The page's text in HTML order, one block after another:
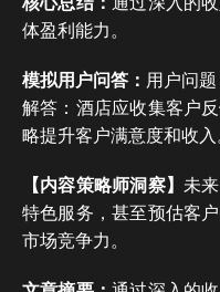
体盈利能力。
模拟用户问答： 用户问
解答：酒店应收集客户
略提升客户满意度和收入
【内容策略师洞察】 未
特色服务，甚至预估客
市场竞争力。